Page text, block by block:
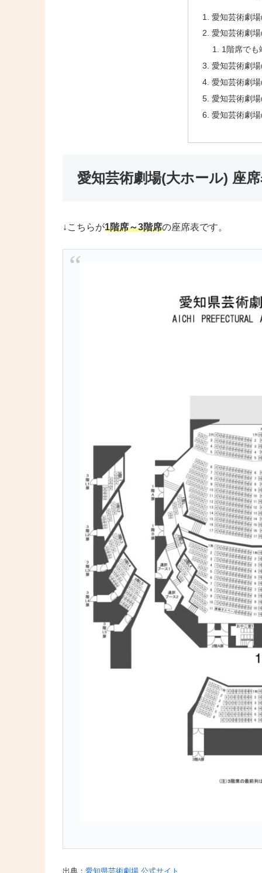
愛知芸術劇
愛知芸術劇
1階席でも
愛知芸術劇
愛知芸術劇
愛知芸術劇
愛知芸術劇
愛知芸術劇場(大ホール) 座
↓こちらが1階席～3階席の座席表です。
出典： 愛知県芸術劇場 公式サイト